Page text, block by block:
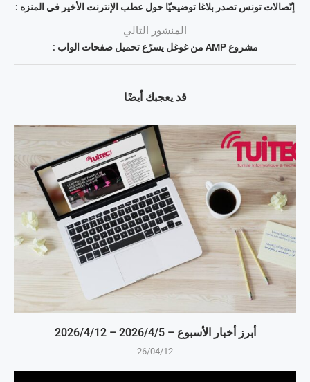
إتّصالات تونس تصدر بلاغا توضيحيّا حول عطب الإنترنت الأخير في المنزه :
المنشور التالي
مشروع AMP من غوغل يسرّع تحميل صفحات الواب :
قد يعجبك أيضًا
أبرز أخبار الأسبوع – 5‏/4‏/2026 – 12‏/4‏/2026
26/04/12